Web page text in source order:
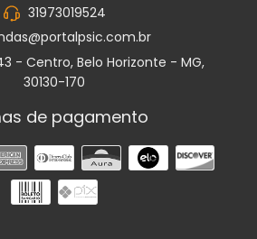
31973019524
- Centro, Belo Horizonte - MG,
30130-170
de pagamento